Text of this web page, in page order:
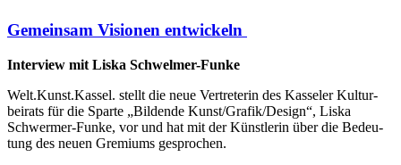
Gemeinsam Visionen entwickeln
Inter­view mit Lis­ka Schwelmer-Funke
Welt.Kunst.Kassel. stellt die neue Ver­tre­te­rin des Kas­se­ler Kul­tur­
bei­rats für die Spar­te „Bil­den­de Kunst/Grafik/Design“, Lis­ka
Schwer­­mer-Fun­ke, vor und hat mit der Künst­le­rin über die Bedeu­
tung des neu­en Gre­mi­ums gesprochen.